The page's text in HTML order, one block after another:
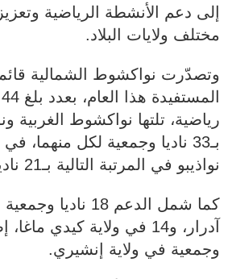
إلى دعم الأنشطة الرياضية
مختلف ولايات البلاد.
وتصدّرت نواكشوط الشمالية
رياضية، تلتها نواكشوط الغربية
بـ33 ناديا وجمعية لكل
نواذيبو في المرتبة التالية بـ21 ناديا مستفيدا.
كما شمل الدعم 18
وجمعية في ولاية إنشيري.